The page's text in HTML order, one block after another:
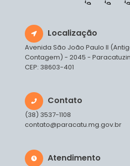
Localização
Avenida São João Paulo II
Contagem) - 2045 -
CEP: 38603-401
Contato
(38) 3537-1108
contato@paracatu.mg.gov.br
Atendimento